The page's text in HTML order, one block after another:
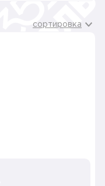
сортировка